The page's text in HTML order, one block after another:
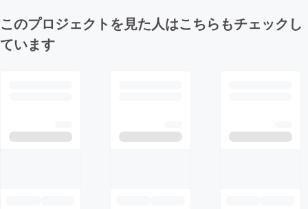
このプロジェクトを見た人はこちらもチェックし
ています